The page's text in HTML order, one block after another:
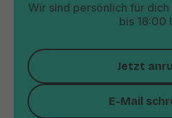
Wir sind persönlich für
bis 18:00
Jetzt
E-Mail